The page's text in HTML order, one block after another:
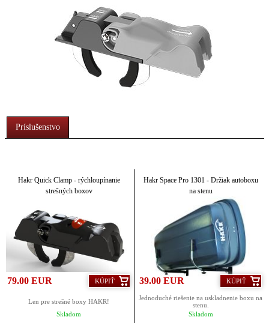
Príslušenstvo
Hakr Quick Clamp - rýchloupínanie
strešných boxov
79.00 EUR KÚPIŤ
Len pre strešné boxy HAKR!
Skladom
Hakr Space Pro 1301 - Držiak autoboxu
na stenu
39.00 EUR KÚPIŤ
Jednoduché riešenie na uskladnenie boxu na
stenu.
Skladom